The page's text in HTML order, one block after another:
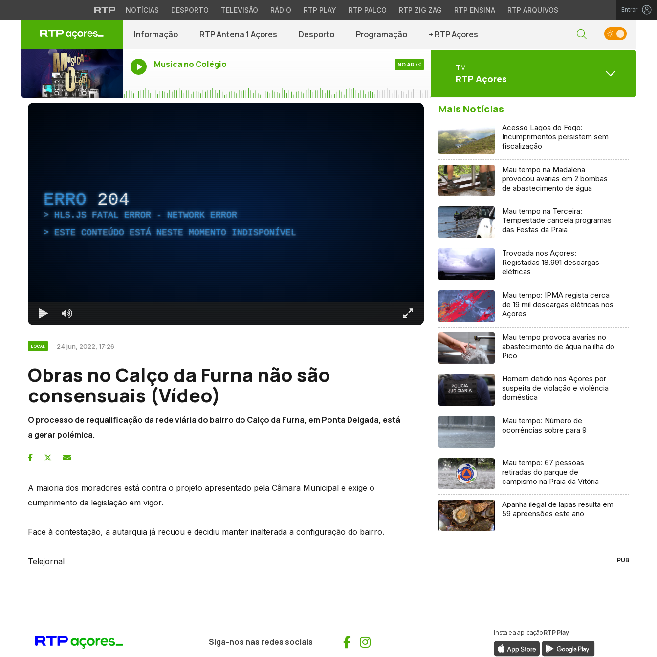
NOTÍCIAS DESPORTO TELEVISÃO RÁDIO RTP PLAY RTP PALCO RTP ZIG ZAG RTP ENSINA RTP ARQUIVOS Entrar
Informação RTP Antena 1 Açores Desporto Programação + RTP Açores
Musica no Colégio NO AR TV
RTP Açores
ERRO 204
HLS.JS FATAL ERROR - NETWORK ERROR
ESTE CONTEÚDO ESTÁ NESTE MOMENTO INDISPONÍVEL
LOCAL 24 jun, 2022, 17:26
Obras no Calço da Furna não são
consensuais (Vídeo)
O processo de requalificação da rede viária do bairro do Calço da Furna, em Ponta Delgada, está
a gerar polémica.
A maioria dos moradores está contra o projeto apresentado pela Câmara Municipal e exige o
cumprimento da legislação em vigor.
Face à contestação, a autarquia já recuou e decidiu manter inalterada a configuração do bairro.
Telejornal
Mais Notícias
Acesso Lagoa do Fogo:
Incumprimentos persistem sem
fiscalização
Mau tempo na Madalena
provocou avarias em 2 bombas
de abastecimento de água
Mau tempo na Terceira:
Tempestade cancela programas
das Festas da Praia
Trovoada nos Açores:
Registadas 18.991 descargas
elétricas
Mau tempo: IPMA regista cerca
de 19 mil descargas elétricas nos
Açores
Mau tempo provoca avarias no
abastecimento de água na ilha do
Pico
Homem detido nos Açores por
suspeita de violação e violência
doméstica
Mau tempo: Número de
ocorrências sobre para 9
Mau tempo: 67 pessoas
retiradas do parque de
campismo na Praia da Vitória
Apanha ilegal de lapas resulta em
59 apreensões este ano
PUB
Siga-nos nas redes sociais Facebook
Instagram
Instale a aplicaçãoRTP Play